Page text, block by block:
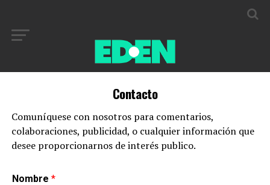
Contacto
Comuníquese con nosotros para comentarios,
colaboraciones, publicidad, o cualquier información que
desee proporcionarnos de interés publico.
Nombre *